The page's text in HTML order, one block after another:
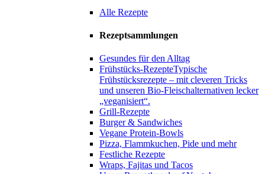
Alle Rezepte
Rezeptsammlungen
Gesundes für den Alltag
Frühstücks-RezepteTypische
Frühstücksrezepte – mit cleveren Tricks
und unseren Bio-Fleischalternativen lecker
„veganisiert“.
Grill-Rezepte
Burger & Sandwiches
Vegane Protein-Bowls
Pizza, Flammkuchen, Pide und mehr
Festliche Rezepte
Wraps, Fajitas und Tacos